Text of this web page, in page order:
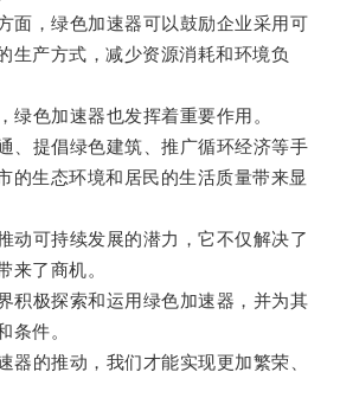
，绿色加速器可以鼓励企业采用可
生产方式，减少资源消耗和环境负
色加速器也发挥着重要作用。
提倡绿色建筑、推广循环经济等手
的生态环境和居民的生活质量带来显
可持续发展的潜力，它不仅解决了
来了商机。
极探索和运用绿色加速器，并为其
条件。
的推动，我们才能实现更加繁荣、